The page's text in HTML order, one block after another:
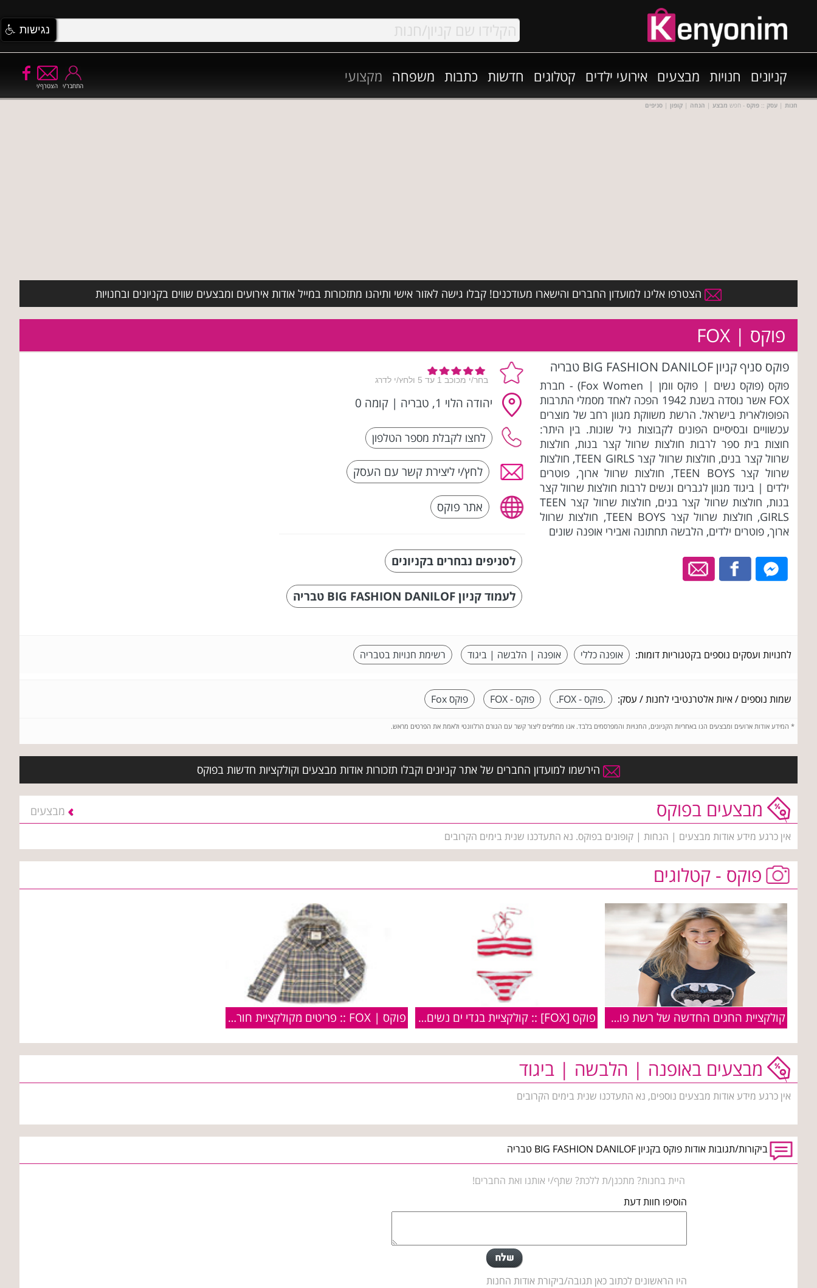
קניונים חנויות מבצעים אירועי ילדים קטלוגים חדשות כתבות משפחה מקצועי
הצטרף/י התחבר/י
חנות | עסק :: פוקס - חפש מבצע | הנחה | קופון | סניפים
הצטרפו אלינו למועדון החברים והישארו מעודכנים! קבלו גישה לאזור אישי ותיהנו מתזכורות במייל אודות אירועים ומבצעים שווים בקניונים ובחנויות
פוקס | FOX
פוקס סניף קניון BIG FASHION DANILOF טבריה
פוקס (פוקס נשים | פוקס וומן | Fox Women) - חברת
FOX אשר נוסדה בשנת 1942 הפכה לאחד מסמלי התרבות
הפופולארית בישראל. הרשת משווקת מגוון רחב של מוצרים
עכשוויים ובסיסיים הפונים לקבוצות גיל שונות. בין היתר:
חוצות בית ספר לרבות חולצות שרוול קצר בנות, חולצות
שרוול קצר בנים, חולצות שרוול קצר TEEN GIRLS, חולצות
שרוול קצר TEEN BOYS, חולצות שרוול ארוך, פוטרים
ילדים | ביגוד מגוון לגברים ונשים לרבות חולצות שרוול קצר
בנות, חולצות שרוול קצר בנים, חולצות שרוול קצר TEEN
GIRLS, חולצות שרוול קצר TEEN BOYS, חולצות שרוול
ארוך, פוטרים ילדים, הלבשה תחתונה ואבירי אופנה שונים
יהודה הלוי 1, טבריה | קומה 0
לחץ/י ליצירת קשר עם העסק
אתר פוקס
לסניפים נבחרים בקניונים
לעמוד קניון BIG FASHION DANILOF טבריה
לחנויות ועסקים נוספים בקטגוריות דומות: אופנה כללי אופנה | הלבשה | ביגוד רשימת חנויות בטבריה
שמות נוספים / איות אלטרנטיבי לחנות / עסק: .פוקס - FOX. פוקס - FOX פוקס Fox
* המידע אודות ארועים ומבצעים הנו באחריות הקניונים, החנויות והמפרסמים בלבד. אנו ממליצים ליצור קשר עם הגורם הרלוונטי ולאמת את הפרטים מראש.
הירשמו למועדון החברים של אתר קניונים וקבלו תזכורות אודות מבצעים וקולקציות חדשות בפוקס
מבצעים בפוקס מבצעים
אין כרגע מידע אודות מבצעים | הנחות | קופונים בפוקס. נא התעדכנו שנית בימים הקרובים
פוקס - קטלוגים
קולקציית החגים החדשה של רשת פוקס פוקס [FOX] :: קולקציית בגדי ים נשים | קיץ 2010 פוקס | FOX :: פריטים מקולקציית חורף 2009/2010
מבצעים באופנה | הלבשה | ביגוד
אין כרגע מידע אודות מבצעים נוספים, נא התעדכנו שנית בימים הקרובים
ביקורות/תגובות אודות פוקס בקניון BIG FASHION DANILOF טבריה
היית בחנות? מתכנן/ת ללכת? שתף/י אותנו ואת החברים!
הוסיפו חוות דעת
היו הראשונים לכתוב כאן תגובה/ביקורת אודות החנות
נגישות